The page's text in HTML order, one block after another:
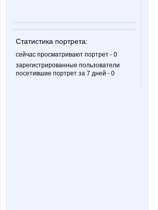
Статистика портрета:
сейчас просматривают портрет - 0
зарегистрированные пользователи
посетившие портрет за 7 дней - 0